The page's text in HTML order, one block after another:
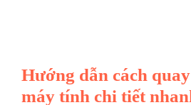
Hướng dẫn cách
máy tính chi tiết